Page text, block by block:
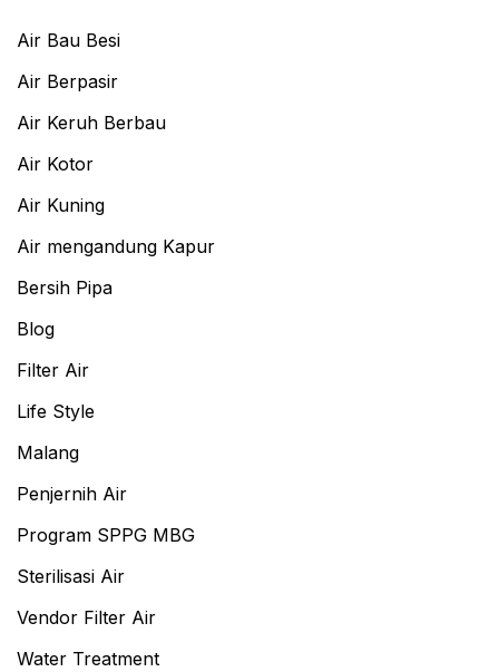
Air Bau Besi
Air Berpasir
Air Keruh Berbau
Air Kotor
Air Kuning
Air mengandung Kapur
Bersih Pipa
Blog
Filter Air
Life Style
Malang
Penjernih Air
Program SPPG MBG
Sterilisasi Air
Vendor Filter Air
Water Treatment